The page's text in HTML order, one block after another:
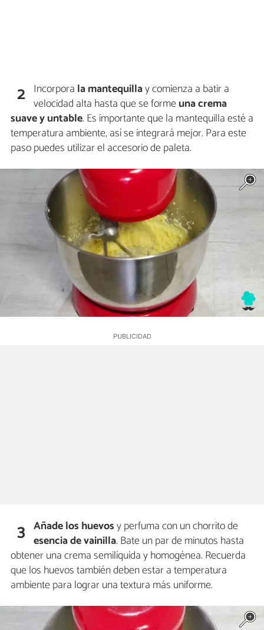
2 Incorpora la mantequillay comienza a batir a
velocidad alta hasta que se formeuna crema
suave y untable. Es importante que la mantequilla esté a
temperatura ambiente, así se integrará mejor. Para este
paso puedes utilizar el accesorio de paleta.
3 Añade los huevosy perfuma con un chorrito de
esencia de vainilla. Bate un par de minutos hasta
obtener una crema semilíquida y homogénea. Recuerda
que los huevos también deben estar a temperatura
ambiente para lograr una textura más uniforme.